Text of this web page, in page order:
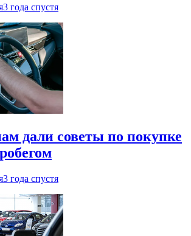
3 года спустя
дали советы по покупке
3 года спустя